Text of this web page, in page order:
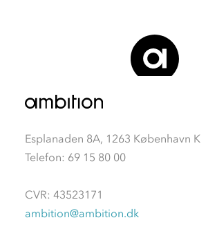
Esplanaden 8A, 1263 København K
Telefon: 69 15 80 00
CVR: 43523171
ambition@ambition.dk